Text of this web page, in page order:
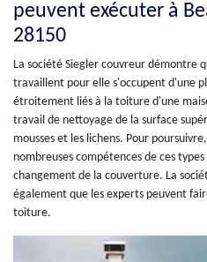
peuvent exécuter à
28150
La société Siegler couvreur démontre
travaillent pour elle s'occupent d'une
étroitement liés à la toiture d'une
travail de nettoyage de la surface
mousses et les lichens. Pour
nombreuses compétences de ces
changement de la couverture. La
également que les experts peuvent
toiture.